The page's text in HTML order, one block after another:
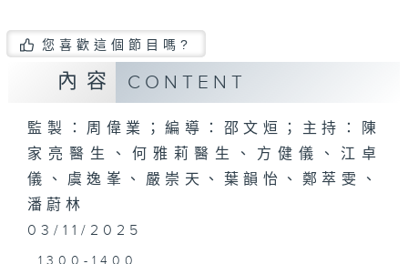
您喜歡這個節目嗎?
內容 CONTENT
監製：周偉業；編導：邵文烜；主持：陳
家亮醫生、何雅莉醫生、方健儀、江卓
儀、虞逸峯、嚴崇天、葉韻怡、鄭萃雯、
潘蔚林
03/11/2025